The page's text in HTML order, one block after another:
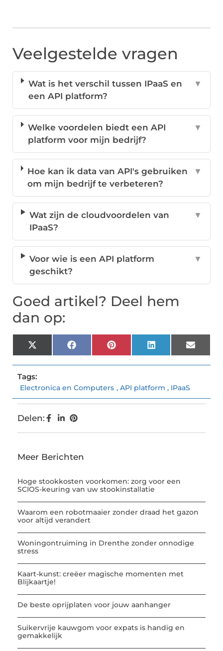
Veelgestelde vragen
Wat is het verschil tussen IPaaS en
een API platform?
▼
Welke voordelen biedt een API
platform voor mijn bedrijf?
▼
Hoe kan ik data van API's gebruiken
om mijn bedrijf te verbeteren?
▼
Wat zijn de cloudvoordelen van
IPaaS?
▼
Voor wie is een API platform
geschikt?
▼
Goed artikel? Deel hem
dan op:
X
(Twitter)
FacebookPinterestLinkedInEmail
Tags:
Electronica en Computers , API platform , IPaaS
Delen:
Meer Berichten
Hoge stookkosten voorkomen: zorg voor een
SCIOS-keuring van uw stookinstallatie
Waarom een robotmaaier zonder draad het gazon
voor altijd verandert
Woningontruiming in Drenthe zonder onnodige
stress
Kaart-kunst: creëer magische momenten met
Blijkaartje!
De beste oprijplaten voor jouw aanhanger
Suikervrije kauwgom voor expats is handig en
gemakkelijk